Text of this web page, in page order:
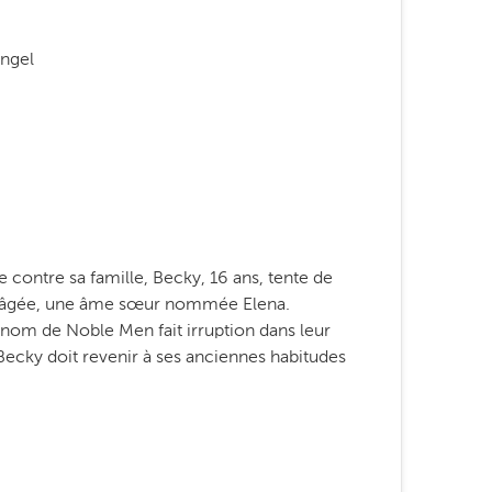
contre sa famille, Becky, 16 ans, tente de
une âme sœur nommée Elena.
de Noble Men fait irruption dans leur
doit revenir à ses anciennes habitudes